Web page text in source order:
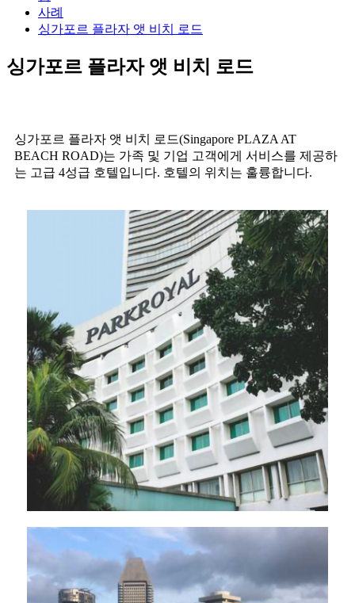
사례
싱가포르 플라자 앳 비치 로드
싱가포르 플라자 앳 비치 로드
싱가포르 플라자 앳 비치 로드(Singapore PLAZA AT
BEACH ROAD)는 가족 및 기업 고객에게 서비스를 제공하
는 고급 4성급 호텔입니다. 호텔의 위치는 훌륭합니다.